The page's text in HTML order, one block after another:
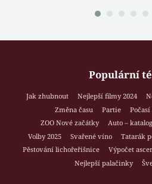
Populární
Jak zhubnout Nejlepší filmy 2024
Změna času
Partie Počasí
ZOO Nové začátky
Auto – katalog
Volby 2025
Svařené víno Tatarák
Pěstování lichořeřišnice
Výpočet
Nejlepší palačinky